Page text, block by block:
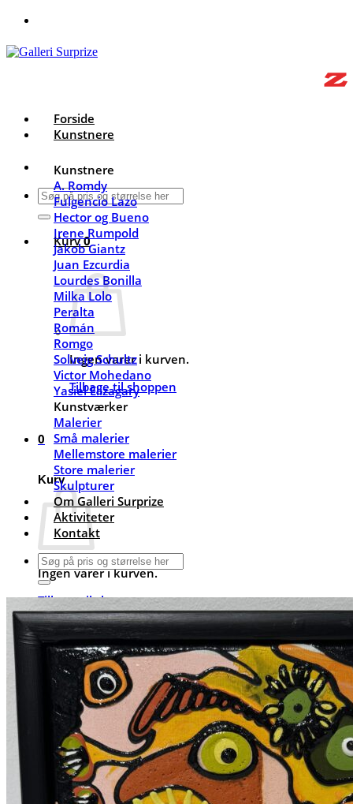
Fortsæt
indhold
Søg
efter:
Kurv0
Ingen varer i kurven.
Tilbage til shoppen
0
Kurv
Ingen varer i kurven.
Tilbage til shoppen
Forside
Kunstnere
Kunstnere
A. Romdy
Fulgencio Lazo
Hector og Bueno
Irene Rumpold
Jakob Giantz
Juan Ezcurdia
Lourdes Bonilla
Milka Lolo
Peralta
Román
Romgo
Solveig Schultz
Victor Mohedano
Yasiel Elizagary
Kunstværker
Malerier
Små malerier
Mellemstore malerier
Store malerier
Skulpturer
Om Galleri Surprize
Aktiviteter
Kontakt
Søg
efter: